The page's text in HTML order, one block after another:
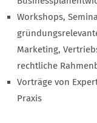
Workshops,
Marketing,
rechtliche
Vorträge von
Praxis